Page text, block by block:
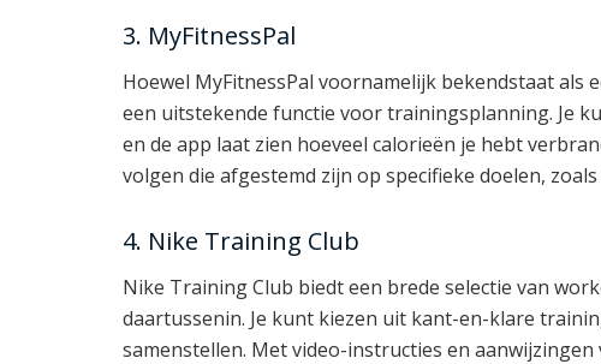
3. MyFitnessPal
Hoewel MyFitnessPal voornamelijk bekendstaat
een uitstekende functie voor trainingsplanning. Je
en de app laat zien hoeveel calorieën je hebt
volgen die afgestemd zijn op specifieke doelen,
4. Nike Training Club
Nike Training Club biedt een brede selectie van
daartussenin. Je kunt kiezen uit kant-en-klare
samenstellen. Met video-instructies en